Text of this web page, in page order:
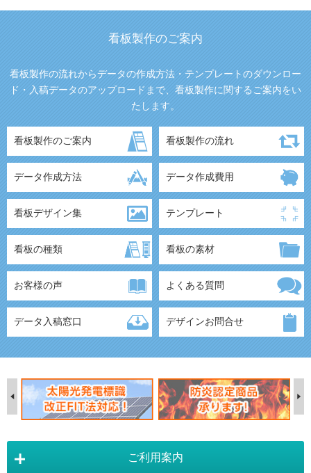
看板製作のご案内
看板製作の流れからデータの作成方法・テンプレートのダウンロー
ド・入稿データのアップロードまで、看板製作に関するご案内をい
たします。
看板製作のご案内 看板製作の流れ
データ作成方法 データ作成費用
看板デザイン集 テンプレート
看板の種類 看板の素材
お客様の声 よくある質問
データ入稿窓口 デザインお問合せ
ご利用案内